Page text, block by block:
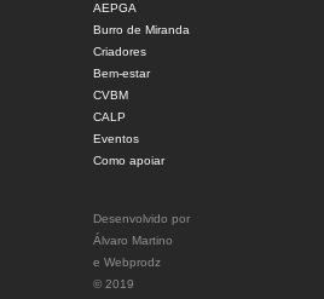
AEPGA
Burro de Miranda
Criadores
Bem-estar
CVBM
CALP
Eventos
Como apoiar
Desenvolvido por
Álvaro Martino
e Webprodz
© 2019